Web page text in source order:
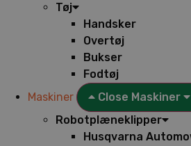
Tøj
Handsker
Overtøj
Bukser
Fodtøj
Maskiner
Close Maskiner
Robotplæneklipper
Husqvarna